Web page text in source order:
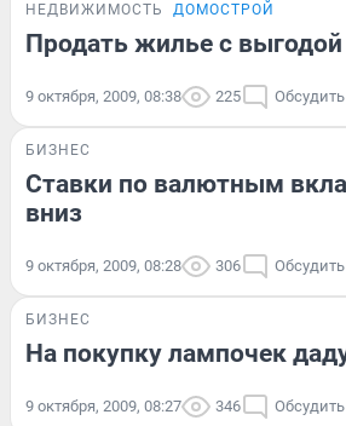
НЕДВИЖИМОСТЬ ДОМОСТРОЙ
Продать жилье с выгодой
9 октября, 2009, 08:38 225 Обсудить
БИЗНЕС
Ставки по валютным
вниз
9 октября, 2009, 08:28 306 Обсудить
БИЗНЕС
На покупку лампочек
9 октября, 2009, 08:27 346 Обсудить